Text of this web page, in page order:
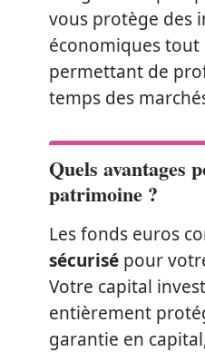
vous protège des
économiques tout
permettant de
temps des
Quels avantages
patrimoine ?
Les fonds euros
sécurisé pour
Votre capital
entièrement
garantie en